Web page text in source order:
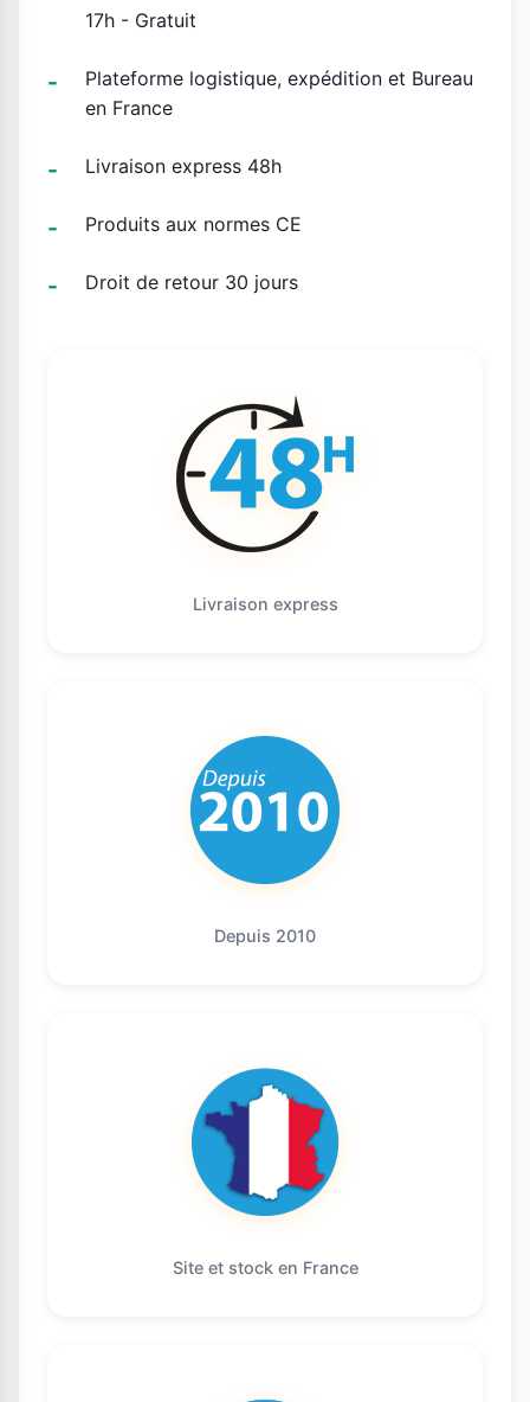
17h - Gratuit
Plateforme logistique, expédition et Bureau
en France
Livraison express 48h
Produits aux normes CE
Droit de retour 30 jours
Livraison express
Depuis 2010
Site et stock en France